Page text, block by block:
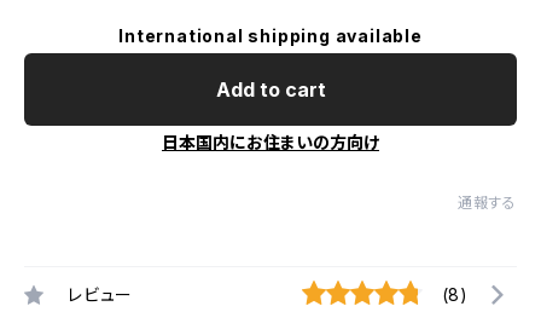
International shipping available
Add to cart
日本国内にお住まいの方向け
通報する
レビュー (8)